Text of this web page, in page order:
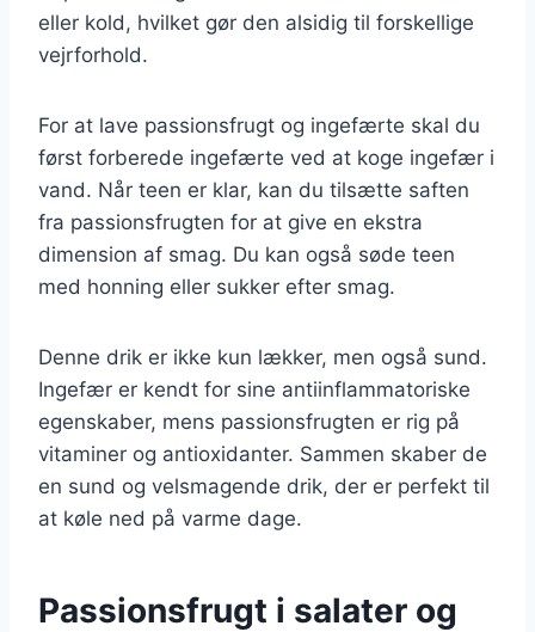
eller kold, hvilket gør den alsidig til forskellige
vejrforhold.
For at lave passionsfrugt og ingefærte skal du
først forberede ingefærte ved at koge ingefær i
vand. Når teen er klar, kan du tilsætte saften
fra passionsfrugten for at give en ekstra
dimension af smag. Du kan også søde teen
med honning eller sukker efter smag.
Denne drik er ikke kun lækker, men også sund.
Ingefær er kendt for sine antiinflammatoriske
egenskaber, mens passionsfrugten er rig på
vitaminer og antioxidanter. Sammen skaber de
en sund og velsmagende drik, der er perfekt til
at køle ned på varme dage.
Passionsfrugt i salater og